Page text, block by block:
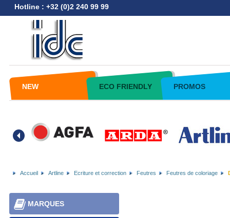
Hotline : +32 (0)2 240 99 99
NEW ECO FRIENDLY PROMOS
Accueil Artline Ecriture et correction Feutres Feutres de coloriage
MARQUES